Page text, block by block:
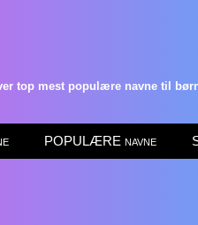
top mest populære navne til
POPULÆRE navne